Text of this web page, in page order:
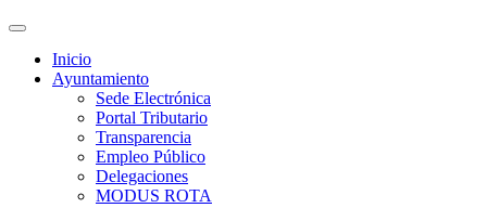
Inicio
Ayuntamiento
Sede Electrónica
Portal Tributario
Transparencia
Empleo Público
Delegaciones
MODUS ROTA